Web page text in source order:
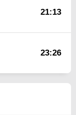
21:13
23:26